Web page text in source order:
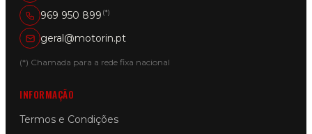
969 950 899 (*)
geral@motorin.pt
(*) Chamada para a rede fixa nacional
INFORMAÇÃO
Termos e Condições